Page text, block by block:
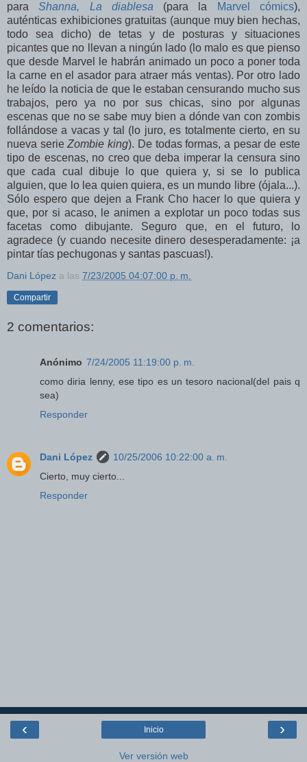
paraShanna, La diablesa (para la Marvel cómics),
auténticas exhibiciones gratuitas (aunque muy bien hechas,
todo sea dicho) de tetas y de posturas y situaciones
picantes que no llevan a ningún lado (lo malo es que pienso
que desde Marvel le habrán animado un poco a poner toda
la carne en el asador para atraer más ventas). Por otro lado
he leído la noticia de que le estaban censurando mucho sus
trabajos, pero ya no por sus chicas, sino por algunas
escenas que no se sabe muy bien a dónde van con zombis
follándose a vacas y tal (lo juro, es totalmente cierto, en su
nueva serieZombie king). De todas formas, a pesar de este
tipo de escenas, no creo que deba imperar la censura sino
que cada cual dibuje lo que quiera y, si se lo publica
alguien, que lo lea quien quiera, es un mundo libre (ójala...).
Sólo espero que dejen a Frank Cho hacer lo que quiera y
que, por si acaso, le animen a explotar un poco todas sus
facetas como dibujante. Seguro que, en el futuro, lo
agradece (y cuando necesite dinero desesperadamente: ¡a
pintar tías pechugonas y santas pascuas!).
Dani López a las 7/23/2005 04:07:00 p. m.
Compartir
2 comentarios:
Anónimo 7/24/2005 11:19:00 p. m.
como diria lenny, ese tipo es un tesoro nacional(del pais q
sea)
Responder
Dani López
10/25/2006 10:22:00 a. m.
Cierto, muy cierto...
Responder
‹ ›
Inicio
Ver versión web